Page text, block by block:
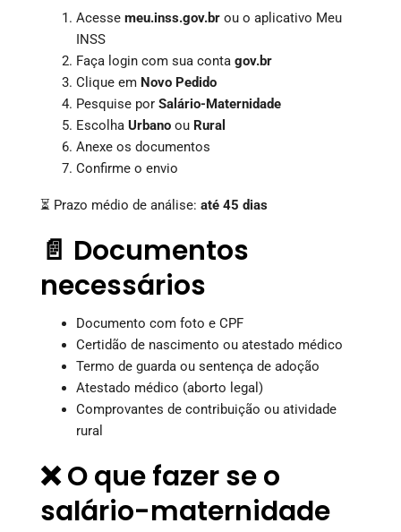
Acesse meu.inss.gov.br ou o aplicativo Meu
INSS
Faça login com sua conta gov.br
Clique em Novo Pedido
Pesquise por Salário-Maternidade
Escolha Urbano ou Rural
Anexe os documentos
Confirme o envio
⏳ Prazo médio de análise: até 45 dias
📄 Documentos
necessários
Documento com foto e CPF
Certidão de nascimento ou atestado médico
Termo de guarda ou sentença de adoção
Atestado médico (aborto legal)
Comprovantes de contribuição ou atividade
rural
❌ O que fazer se o
salário-maternidade